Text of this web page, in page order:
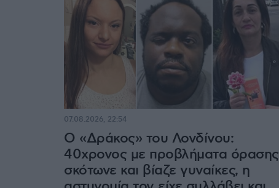
Ο «Δράκος» του Λονδίνου:
40χρονος με προβλήματα όρασης
σκότωνε και βίαζε γυναίκες, η
07.08.2026, 22:54